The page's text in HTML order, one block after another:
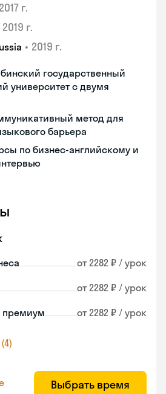
2017 г.
2019 г.
• 2019 г.
государственный
университет с двумя
метод для
барьера
по бизнес-английскому и
от 2282 ₽ / урок
от 2282 ₽ / урок
премиум от 2282 ₽ / урок
Выбрать время